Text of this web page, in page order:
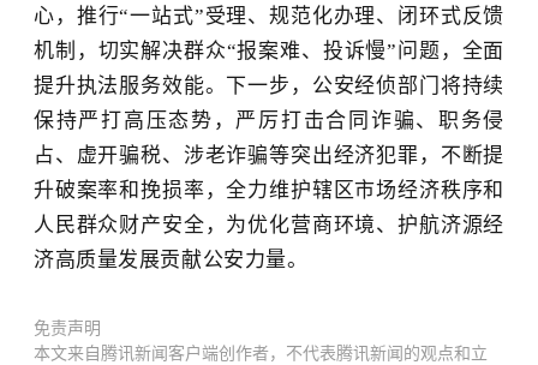
心，推行“一站式”受理、规范化办理、闭环式反馈
机制，切实解决群众“报案难、投诉慢”问题，全面
提升执法服务效能。下一步，公安经侦部门将持续
保持严打高压态势，严厉打击合同诈骗、职务侵
占、虚开骗税、涉老诈骗等突出经济犯罪，不断提
升破案率和挽损率，全力维护辖区市场经济秩序和
人民群众财产安全，为优化营商环境、护航济源经
济高质量发展贡献公安力量。
免责声明
本文来自腾讯新闻客户端创作者，不代表腾讯新闻的观点和立